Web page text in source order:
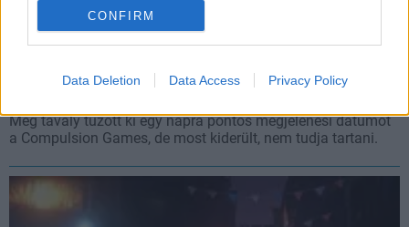
CONFIRM
Data Deletion Data Access Privacy Policy
kérni a pénzt
Még tavaly tűzött ki egy napra pontos megjelenési dátumot
a Compulsion Games, de most kiderült, nem tudja tartani.